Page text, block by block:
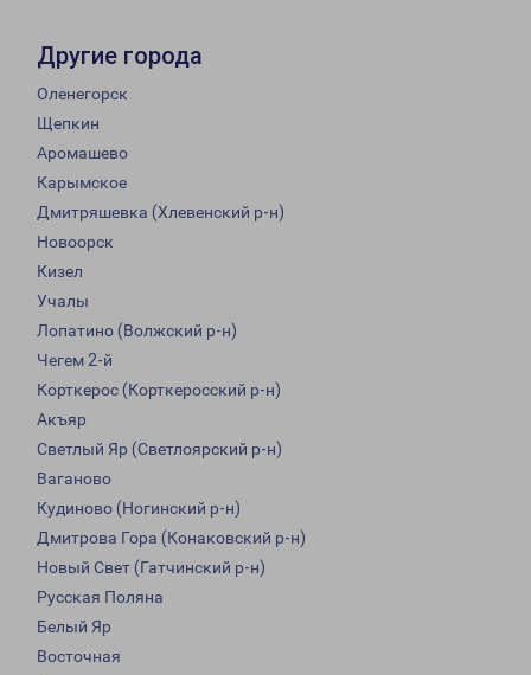
Другие города
Оленегорск
Щепкин
Аромашево
Карымское
Дмитряшевка (Хлевенский р-н)
Новоорск
Кизел
Учалы
Лопатино (Волжский р-н)
Чегем 2-й
Корткерос (Корткеросский р-н)
Акъяр
Светлый Яр (Светлоярский р-н)
Ваганово
Кудиново (Ногинский р-н)
Дмитрова Гора (Конаковский р-н)
Новый Свет (Гатчинский р-н)
Русская Поляна
Белый Яр
Восточная